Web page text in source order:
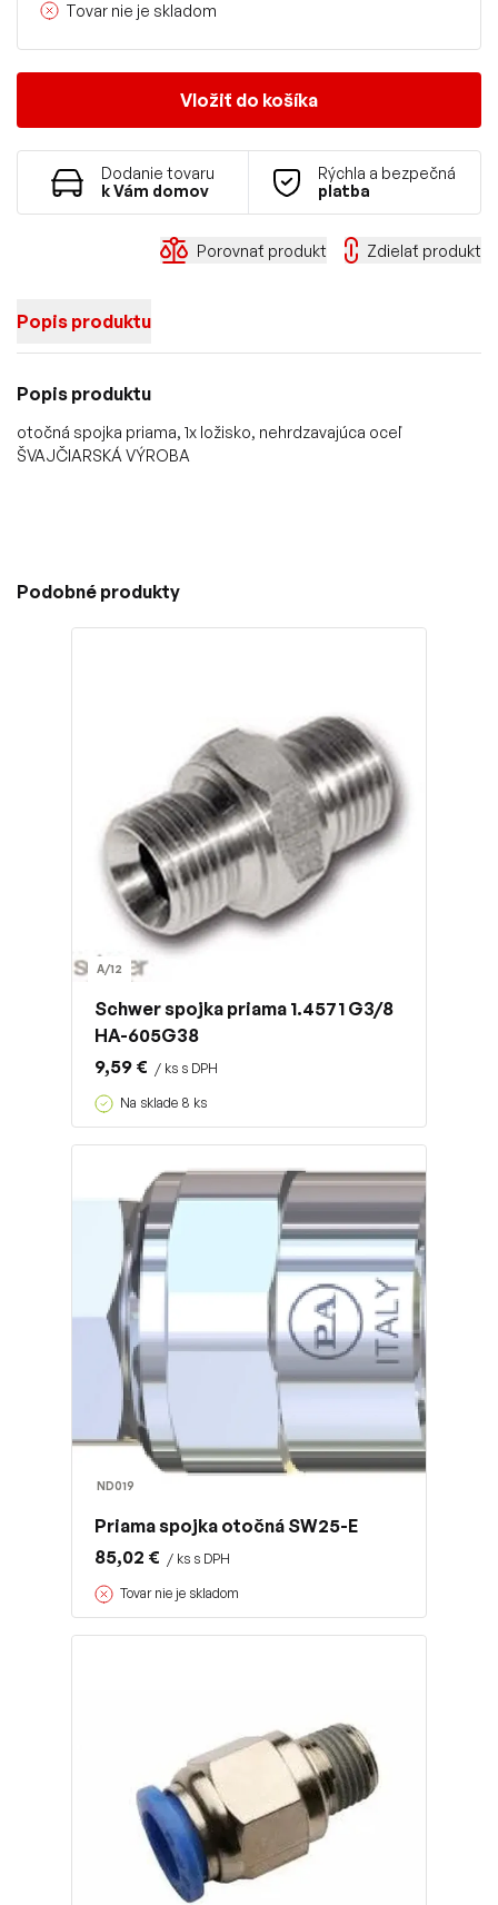
Tovar nie je skladom
Vložiť do košíka
Dodanie tovaru
k Vám domov
Rýchla a bezpečná
platba
Porovnať produkt Zdielať produkt
Popis produktu
Popis produktu
otočná spojka priama, 1x ložisko, nehrdzavajúca oceľ
ŠVAJČIARSKÁ VÝROBA
Podobné produkty
A/12
Schwer spojka priama 1.4571 G3/8
HA-605G38
9,59 € / ks s DPH
Na sklade 8 ks
ND019
Priama spojka otočná SW25-E
85,02 € / ks s DPH
Tovar nie je skladom